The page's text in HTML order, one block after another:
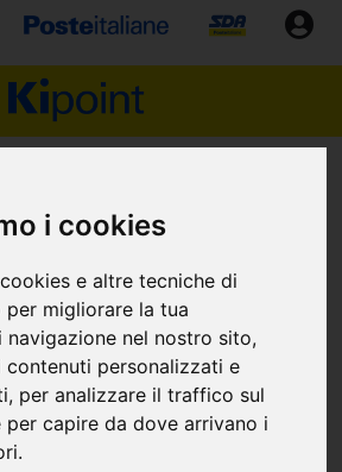
i cookies
e altre tecniche di
migliorare la tua
navigazione nel nostro sito,
personalizzati e
per analizzare il traffico sul
per capire da dove arrivano i
CALABRIA
(RC)
Prima
n.6